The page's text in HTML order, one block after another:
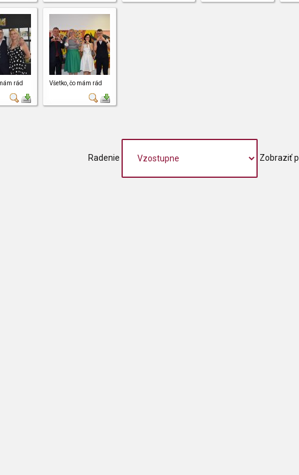
rád Všetko, čo mám rád
Radenie Zobraziť